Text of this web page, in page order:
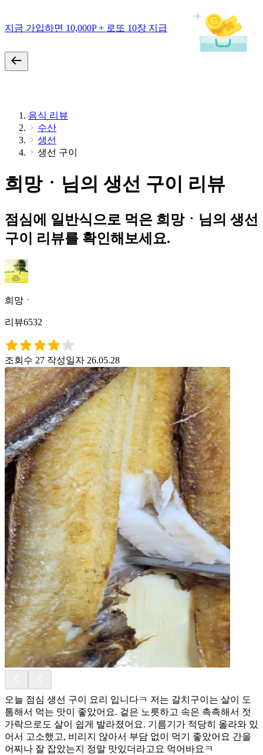
지금 가입하면 10,000P + 로또 10장 지급
음식 리뷰
수산
생선
생선 구이
희망ㆍ님의 생선 구이 리뷰
점심에 일반식으로 먹은 희망ㆍ님의 생선
구이 리뷰를 확인해보세요.
희망ㆍ
리뷰6532
조회수 27 작성일자 26.05.28
오늘 점심 생선 구이 요리 입니다ㅋ 저는 갈치구이는 살이 도
톰해서 먹는 맛이 좋았어요. 겉은 노릇하고 속은 촉촉해서 젓
가락으로도 살이 쉽게 발라졌어요. 기름기가 적당히 올라와 있
어서 고소했고, 비리지 않아서 부담 없이 먹기 좋았어요 간을
어찌나 잘 잡았는지 정말 맛있더라고요 먹어바요ㅋ